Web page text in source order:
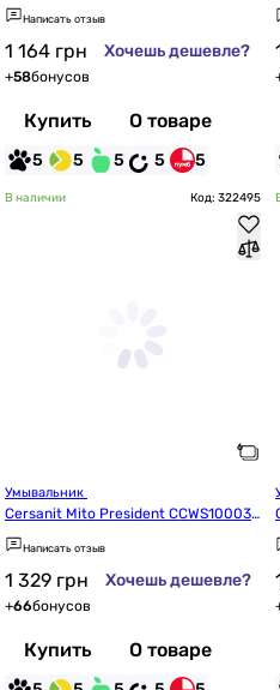
Написать отзыв
1 164 грн Хочешь дешевле?
+58бонусов
Купить О товаре
5 5 5 5 5
В наличии Код: 322495
Cersanit Mito President CCWS100036
8071
Написать отзыв
1 329 грн Хочешь дешевле?
+66бонусов
Купить О товаре